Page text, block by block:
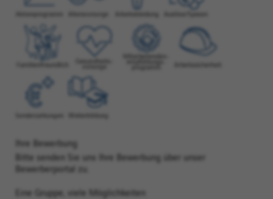
Ihre Bewerbung
Bitte senden Sie uns Ihre Bewerbung über unser
Bewerberportal zu.
Eine Gruppe, viele Möglichkeiten